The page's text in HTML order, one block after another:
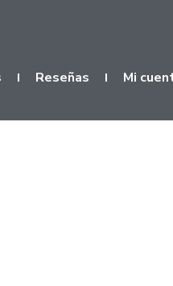
Reseñas Mi